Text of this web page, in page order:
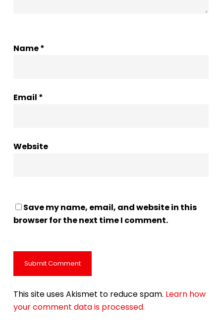
Name*
Email *
Website
Save my name, email, and website in this
browser for the next time I comment.
This site uses Akismet to reduce spam. Learn how
your comment data is processed.